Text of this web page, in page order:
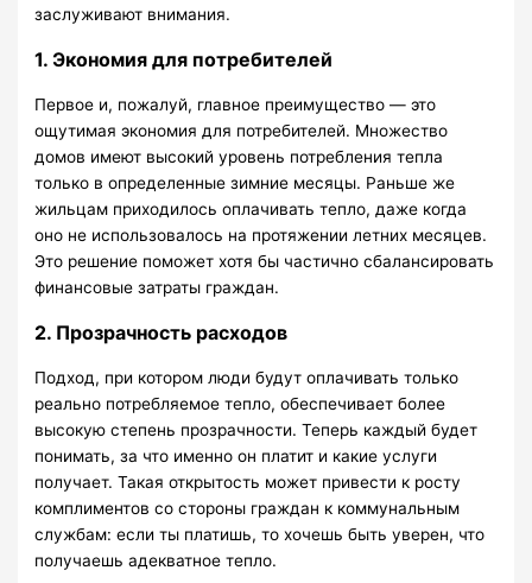
заслуживают внимания.
1. Экономия для потребителей
Первое и, пожалуй, главное преимущество — это
ощутимая экономия для потребителей. Множество
домов имеют высокий уровень потребления тепла
только в определенные зимние месяцы. Раньше же
жильцам приходилось оплачивать тепло, даже когда
оно не использовалось на протяжении летних месяцев.
Это решение поможет хотя бы частично сбалансировать
финансовые затраты граждан.
2. Прозрачность расходов
Подход, при котором люди будут оплачивать только
реально потребляемое тепло, обеспечивает более
высокую степень прозрачности. Теперь каждый будет
понимать, за что именно он платит и какие услуги
получает. Такая открытость может привести к росту
комплиментов со стороны граждан к коммунальным
службам: если ты платишь, то хочешь быть уверен, что
получаешь адекватное тепло.